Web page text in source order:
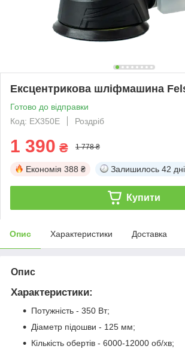
Ексцентрикова шліфмашина
Готово до відправки
Код: EX350E
Роздріб
1 390 ₴ 1 778 ₴
Економія 388 ₴ Залишилось 42 дні
Купити
Опис Характеристики Доставка
Опис
Характеристики:
Потужність - 350 Вт;
Діаметр підошви - 125 мм;
Кількість обертів - 6000-12000 об/хв;